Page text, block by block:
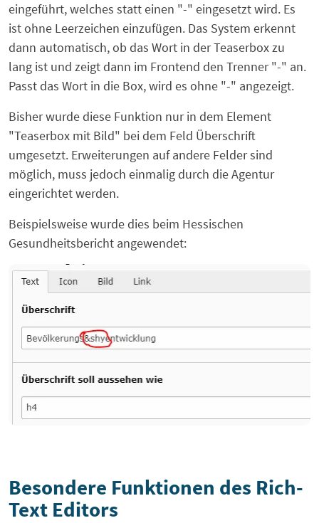
eingeführt, welches statt einen "-" eingesetzt wird. Es
ist ohne Leerzeichen einzufügen. Das System erkennt
dann automatisch, ob das Wort in der Teaserbox zu
lang ist und zeigt dann im Frontend den Trenner "-" an.
Passt das Wort in die Box, wird es ohne "-" angezeigt.
Bisher wurde diese Funktion nur in dem Element
"Teaserbox mit Bild" bei dem Feld Überschrift
umgesetzt. Erweiterungen auf andere Felder sind
möglich, muss jedoch einmalig durch die Agentur
eingerichtet werden.
Beispielsweise wurde dies beim Hessischen
Gesundheitsbericht angewendet:
Besondere Funktionen des Rich-
Text Editors